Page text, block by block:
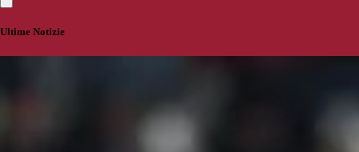
Ultime Notizie